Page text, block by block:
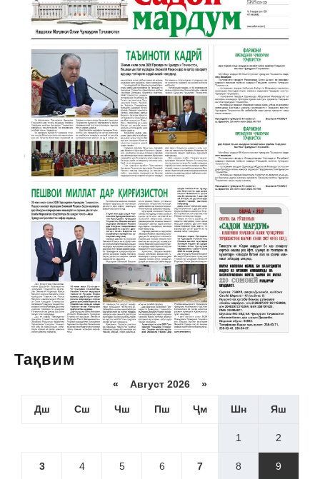
Тақвим
« Август 2026 »
Дш Сш Чш Пш Ҷм Шн Яш
1 2
3 4 5 6 7 8 9